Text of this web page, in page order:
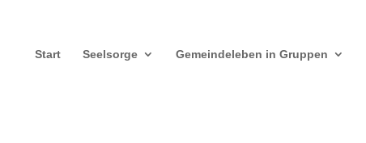
Start Seelsorge Gemeindeleben in Gruppen